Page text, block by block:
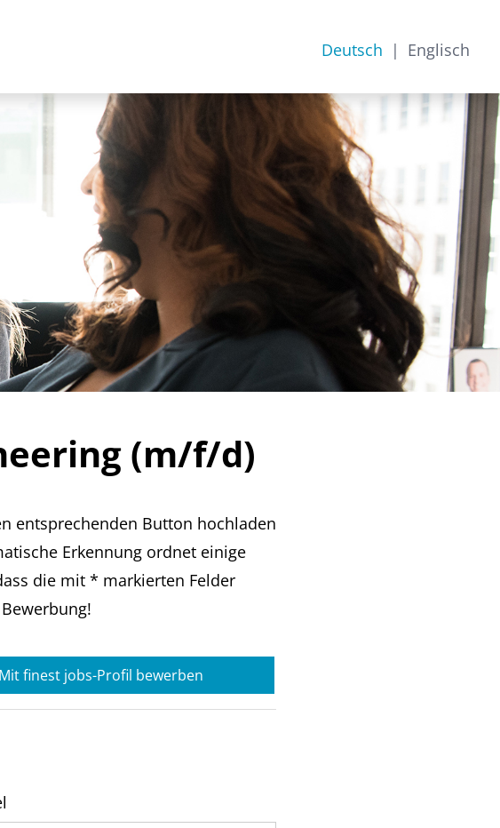
Deutsch Englisch
(m/f/d)
entsprechenden Button hochladen
Erkennung ordnet einige
die mit * markierten Felder
Mit finest jobs-Profil bewerben